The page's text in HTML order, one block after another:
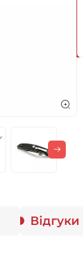
Відгуки